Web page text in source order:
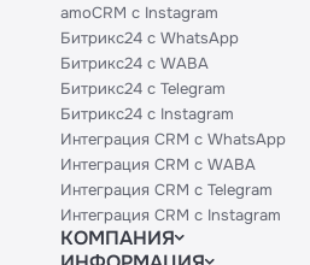
amoCRM с Instagram
Битрикс24 с WhatsApp
Битрикс24 с WABA
Битрикс24 с Telegram
Битрикс24 с Instagram
Интеграция CRM с WhatsApp
Интеграция CRM с WABA
Интеграция CRM с Telegram
Интеграция CRM с Instagram
КОМПАНИЯ